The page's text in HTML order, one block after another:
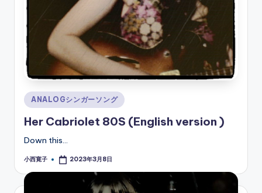
Posted
in
ANALOGシンガーソング
Her Cabriolet 80S (English version )
Down this…
Posted
小西寛子 2023年3月8日